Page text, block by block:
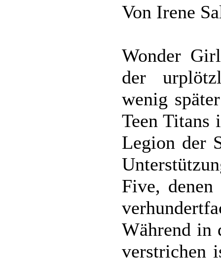
Von Irene
Wonder
der
wenig
Teen
Legion der
Five,
Während in
verstrichen